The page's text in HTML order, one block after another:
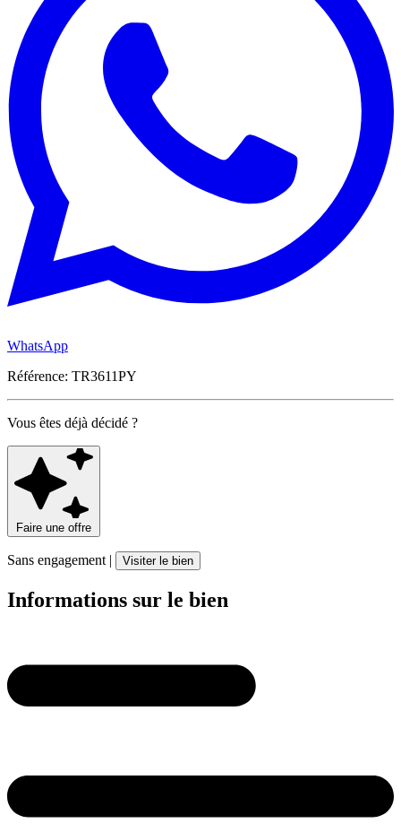
WhatsApp
Référence: TR3611PY
Vous êtes déjà décidé ?
Faire une offre
Sans engagement | Visiter le bien
Informations sur le bien